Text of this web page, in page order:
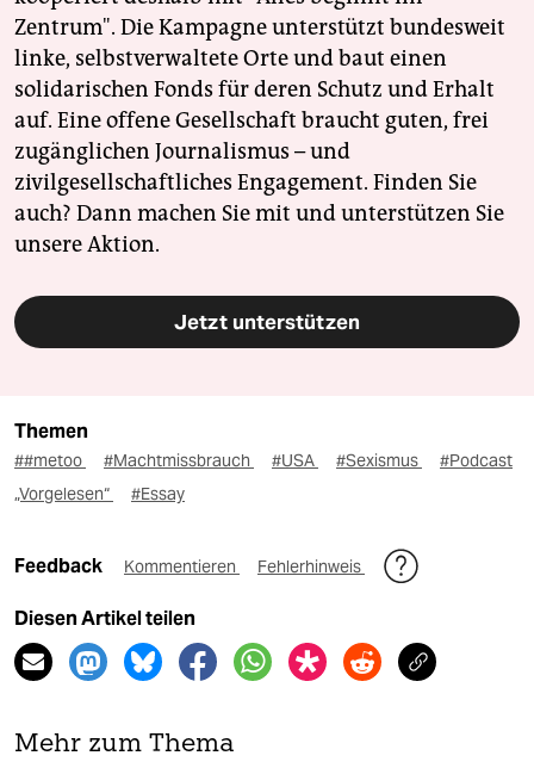
Zentrum". Die Kampagne unterstützt bundesweit
linke, selbstverwaltete Orte und baut einen
solidarischen Fonds für deren Schutz und Erhalt
auf. Eine offene Gesellschaft braucht guten, frei
zugänglichen Journalismus – und
zivilgesellschaftliches Engagement. Finden Sie
auch? Dann machen Sie mit und unterstützen Sie
unsere Aktion.
Jetzt unterstützen
Themen
##metoo #Machtmissbrauch #USA #Sexismus
#Podcast
„Vorgelesen“
#Essay
Feedback Kommentieren Fehlerhinweis
Diesen Artikel teilen
Mehr zum Thema